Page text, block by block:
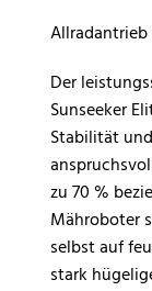
Der
Sunseeker
Stabilität
zu 70 %
Mähroboter
selbst auf
stark